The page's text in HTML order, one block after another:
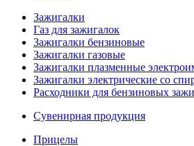
Зажигалки
Газ для зажигалок
Зажигалки бензиновые
Зажигалки газовые
Зажигалки плазменные
Зажигалки электрические со
Расходники для бензиновых
Сувенирная продукция
Прицелы